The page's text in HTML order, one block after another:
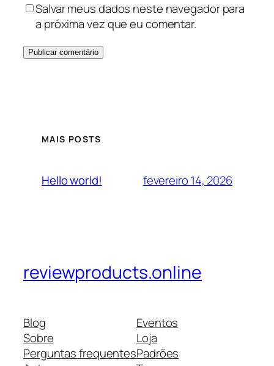
Salvar meus dados neste navegador para
a próxima vez que eu comentar.
MAIS POSTS
Hello world! fevereiro 14, 2026
reviewproducts.online
Blog
Sobre
Perguntas frequentes
Eventos
Loja
Padrões